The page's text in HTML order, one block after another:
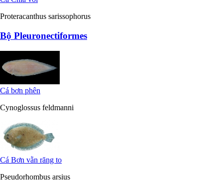
Proteracanthus sarissophorus
Bộ Pleuronectiformes
Cá bơn phên
Cynoglossus feldmanni
Cá Bơn vằn răng to
Pseudorhombus arsius